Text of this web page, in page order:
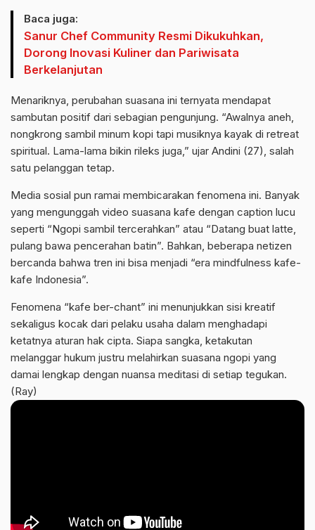
Baca juga:
Sanur Chef Community Resmi Dikukuhkan,
Dorong Inovasi Kuliner dan Pariwisata
Berkelanjutan
Menariknya, perubahan suasana ini ternyata mendapat
sambutan positif dari sebagian pengunjung. “Awalnya aneh,
nongkrong sambil minum kopi tapi musiknya kayak di retreat
spiritual. Lama-lama bikin rileks juga,” ujar Andini (27), salah
satu pelanggan tetap.
Media sosial pun ramai membicarakan fenomena ini. Banyak
yang mengunggah video suasana kafe dengan caption lucu
seperti “Ngopi sambil tercerahkan” atau “Datang buat latte,
pulang bawa pencerahan batin”. Bahkan, beberapa netizen
bercanda bahwa tren ini bisa menjadi “era mindfulness kafe-
kafe Indonesia”.
Fenomena “kafe ber-chant” ini menunjukkan sisi kreatif
sekaligus kocak dari pelaku usaha dalam menghadapi
ketatnya aturan hak cipta. Siapa sangka, ketakutan
melanggar hukum justru melahirkan suasana ngopi yang
damai lengkap dengan nuansa meditasi di setiap tegukan.
(Ray)